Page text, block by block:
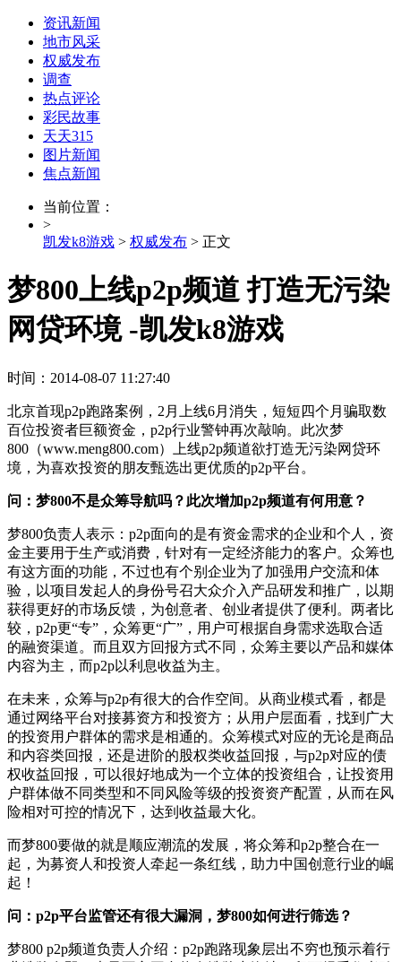
资讯新闻
地市风采
权威发布
调查
热点评论
彩民故事
天天315
图片新闻
焦点新闻
当前位置：
>
凯发k8游戏 > 权威发布 > 正文
梦800上线p2p频道 打造无污染
网贷环境 -凯发k8游戏
时间：2014-08-07 11:27:40
北京首现p2p跑路案例，2月上线6月消失，短短四个月骗取数
百位投资者巨额资金，p2p行业警钟再次敲响。此次梦
800（www.meng800.com）上线p2p频道欲打造无污染网贷环
境，为喜欢投资的朋友甄选出更优质的p2p平台。
问：梦800不是众筹导航吗？此次增加p2p频道有何用意？
梦800负责人表示：p2p面向的是有资金需求的企业和个人，资
金主要用于生产或消费，针对有一定经济能力的客户。众筹也
有这方面的功能，不过也有个别企业为了加强用户交流和体
验，以项目发起人的身份号召大众介入产品研发和推广，以期
获得更好的市场反馈，为创意者、创业者提供了便利。两者比
较，p2p更“专”，众筹更“广”，用户可根据自身需求选取合适
的融资渠道。而且双方回报方式不同，众筹主要以产品和媒体
内容为主，而p2p以利息收益为主。
在未来，众筹与p2p有很大的合作空间。从商业模式看，都是
通过网络平台对接募资方和投资方；从用户层面看，找到广大
的投资用户群体的需求是相通的。众筹模式对应的无论是商品
和内容类回报，还是进阶的股权类收益回报，与p2p对应的债
权收益回报，可以很好地成为一个立体的投资组合，让投资用
户群体做不同类型和不同风险等级的投资资产配置，从而在风
险相对可控的情况下，达到收益最大化。
而梦800要做的就是顺应潮流的发展，将众筹和p2p整合在一
起，为募资人和投资人牵起一条红线，助力中国创意行业的崛
起！
问：p2p平台监管还有很大漏洞，梦800如何进行筛选？
梦800 p2p频道负责人介绍：p2p跑路现象层出不穷也预示着行